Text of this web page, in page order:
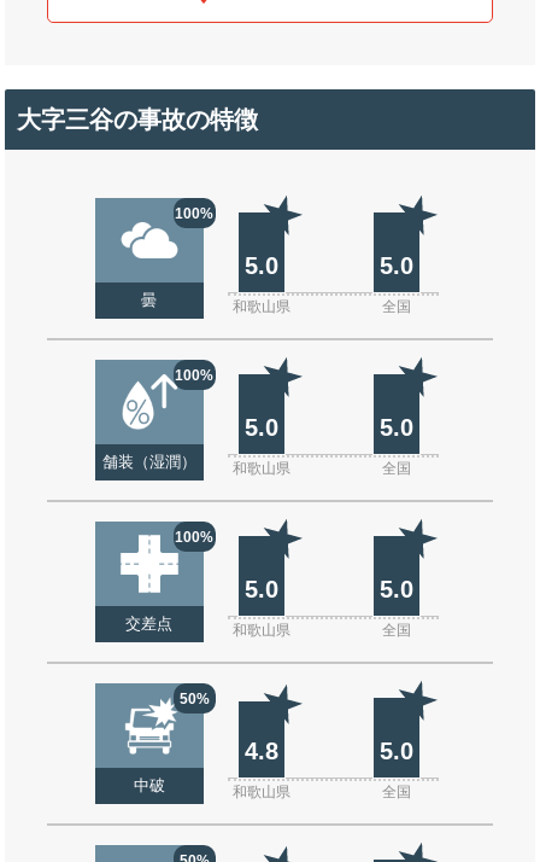
大字三谷の事故の特徴
100%
曇
5.0 5.0
和歌山県 全国
100%
舗装（湿潤）
5.0 5.0
和歌山県 全国
100%
交差点
5.0 5.0
和歌山県 全国
50%
中破
4.8 5.0
和歌山県 全国